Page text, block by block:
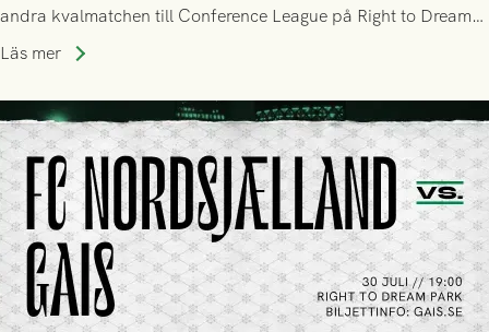
andra kvalmatchen till Conference League på Right to Dream
Park! Fredrik Holmberg och ledarstaben har tagit ut följande
Läs mer